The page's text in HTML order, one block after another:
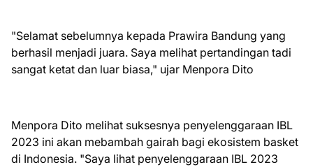
"Selamat sebelumnya kepada Prawira Bandung yang
berhasil menjadi juara. Saya melihat pertandingan tadi
sangat ketat dan luar biasa," ujar Menpora Dito
Menpora Dito melihat suksesnya penyelenggaraan IBL
2023 ini akan mebambah gairah bagi ekosistem basket
di Indonesia. "Saya lihat penyelenggaraan IBL 2023